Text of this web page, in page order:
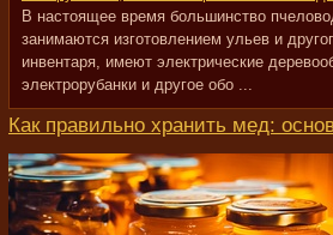
В настоящее время большинство
занимаются изготовлением ульев и
инвентаря, имеют электрические
электрорубанки и другое обо ...
Как правильно хранить мед: